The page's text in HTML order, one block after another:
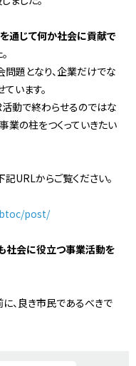
通じて何か社会に貢献で
題となり、企業だけでな
います。
動で終わらせるのではな
業の柱をつくっていきたい
URLからご覧ください。
post/
社会に役立つ事業活動を
、良き市民であるべきで